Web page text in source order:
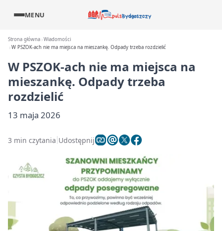
MENU
Strona główna Wiadomości
W PSZOK-ach nie ma miejsca na mieszankę. Odpady trzeba rozdzielić
W PSZOK-ach nie ma miejsca na
mieszankę. Odpady trzeba
rozdzielić
13 maja 2026
3 min czytania Udostępnij